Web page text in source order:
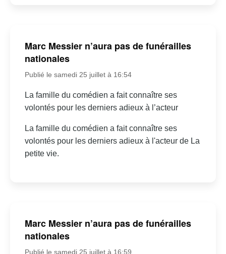
Marc Messier n’aura pas de funérailles
nationales
Publié le samedi 25 juillet à 16:54
La famille du comédien a fait connaître ses
volontés pour les derniers adieux à l’acteur
La famille du comédien a fait connaître ses
volontés pour les derniers adieux à l'acteur de La
petite vie.
Marc Messier n’aura pas de funérailles
nationales
Publié le samedi 25 juillet à 16:59